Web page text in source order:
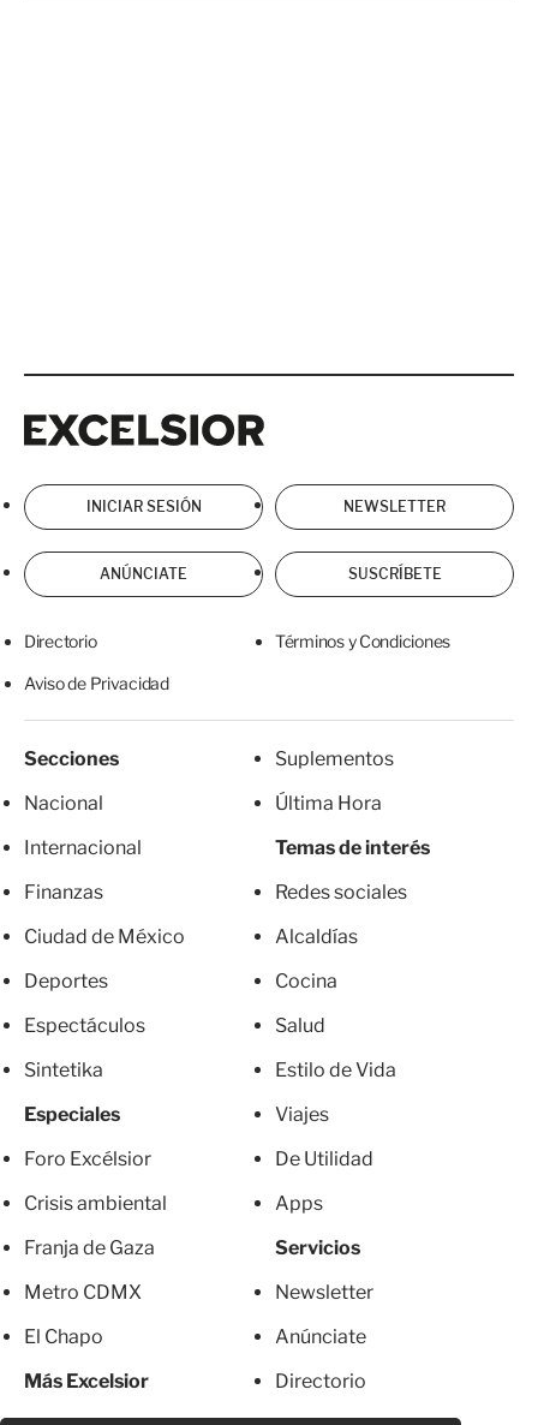
INICIAR SESIÓN NEWSLETTER
ANÚNCIATE SUSCRÍBETE
Directorio Términos y Condiciones
Aviso de Privacidad
Secciones
Nacional
Internacional
Finanzas
Ciudad de México
Deportes
Espectáculos
Sintetika
Especiales
Foro Excélsior
Crisis ambiental
Franja de Gaza
Metro CDMX
El Chapo
Más Excelsior
Suplementos
Última Hora
Temas de interés
Redes sociales
Alcaldías
Cocina
Salud
Estilo de Vida
Viajes
De Utilidad
Apps
Servicios
Newsletter
Anúnciate
Directorio